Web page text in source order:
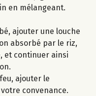
en mélangeant.
ajouter une louche
absorbé par le riz,
et continuer ainsi
ajouter le
convenance.